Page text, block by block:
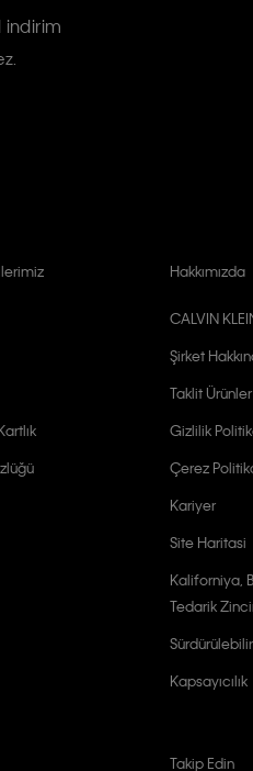
indirim
Hakkımızda
CALVIN
Şirket
Taklit Ürünler
Gizlilik
Çerez
Kariyer
Site Haritasi
Kaliforniya,
Tedarik
Kapsayıcılık
Takip Edin